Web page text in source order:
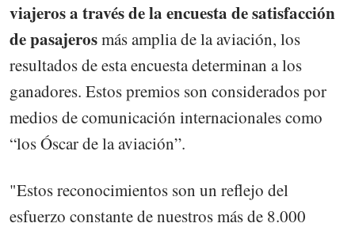
viajeros a través de la encuesta de satisfacción
de pasajerosmás amplia de la aviación, los
resultados de esta encuesta determinan a los
ganadores. Estos premios son considerados por
medios de comunicación internacionales como
“los Óscar de la aviación”.
"Estos reconocimientos son un reflejo del
esfuerzo constante de nuestros más de 8.000